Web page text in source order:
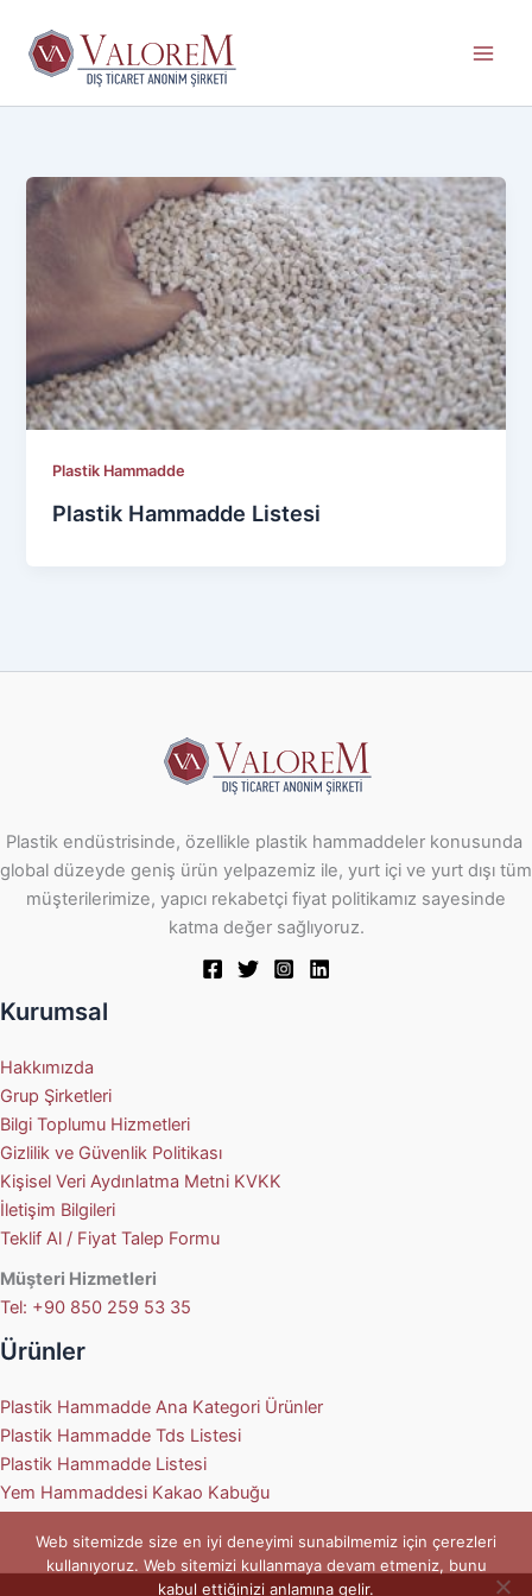
Plastik Hammadde
Plastik Hammadde Listesi
Plastik endüstrisinde, özellikle plastik hammaddeler konusunda
global düzeyde geniş ürün yelpazemiz ile, yurt içi ve yurt dışı tüm
müşterilerimize, yapıcı rekabetçi fiyat politikamız sayesinde
katma değer sağlıyoruz.
Kurumsal
Hakkımızda
Grup Şirketleri
Bilgi Toplumu Hizmetleri
Gizlilik ve Güvenlik Politikası
Kişisel Veri Aydınlatma Metni KVKK
İletişim Bilgileri
Teklif Al / Fiyat Talep Formu
Müşteri Hizmetleri
Tel: +90 850 259 53 35
Ürünler
Plastik Hammadde Ana Kategori Ürünler
Plastik Hammadde Tds Listesi
Plastik Hammadde Listesi
Yem Hammaddesi Kakao Kabuğu
Web sitemizde size en iyi deneyimi sunabilmemiz için çerezleri
kullanıyoruz. Web sitemizi kullanmaya devam etmeniz, bunu
kabul ettiğinizi anlamına gelir.